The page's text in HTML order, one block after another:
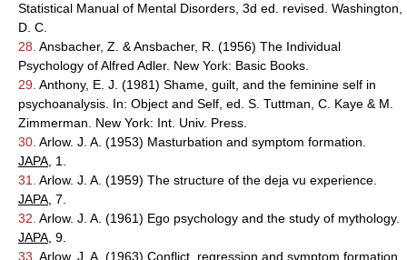
Statistical Manual of Mental Disorders, 3d ed. revised. Washington,
D. C.
28. Ansbacher, Z. & Ansbacher, R. (1956) The Individual
Psychology of Alfred Adler. New York: Basic Books.
29. Anthony, E. J. (1981) Shame, guilt, and the feminine self in
psychoanalysis. In: Object and Self, ed. S. Tuttman, C. Kaye & M.
Zimmerman. New York: Int. Univ. Press.
30. Arlow. J. A. (1953) Masturbation and symptom formation.
JAPA , 1.
31.
Arlow. J. A. (1959) The structure of the deja vu experience.
JAPA , 7.
32. Arlow. J. A. (1961) Ego psychology and the study of mythology.
JAPA , 9.
33. Arlow. J. A. (1963) Conflict, regression and symptom formation.